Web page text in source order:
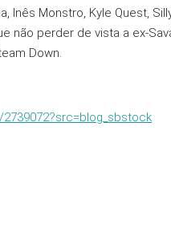
Monstro, Kyle Quest,
não perder de vista a ex-
Down.